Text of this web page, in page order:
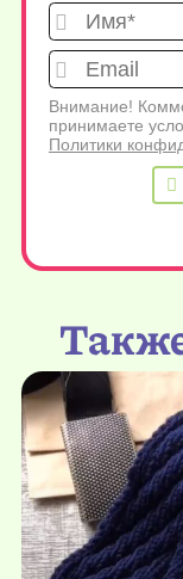
Внимание!
принимаете
Политики